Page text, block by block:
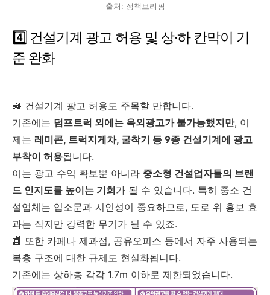
출처: 정책브리핑
4️⃣ 건설기계 광고 허용 및 상·하 칸막이 기
준 완화
🚜 건설기계 광고 허용도 주목할 만합니다.
기존에는 덤프트럭 외에는 옥외광고가 불가능했지만, 이
제는 레미콘, 트럭지게차, 굴착기 등 9종 건설기계에 광고
부착이 허용됩니다.
이는 광고 수익 확보뿐 아니라 중소형 건설업자들의 브랜
드 인지도를 높이는 기회가 될 수 있습니다. 특히 중소 건
설업체는 입소문과 시인성이 중요하므로, 도로 위 홍보 효
과는 작지만 강력한 무기가 될 수 있죠.
🏬 또한 카페나 제과점, 공유오피스 등에서 자주 사용되는
복층 구조에 대한 규제도 현실화됩니다.
기존에는 상하층 각각 1.7m 이하로 제한되었습니다.